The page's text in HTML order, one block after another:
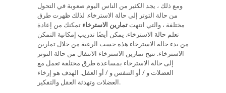
ومع ذلك ، يجد الكثير من الناس اليوم صعوبة في التحول
من حالة التوتر إلى حالة الاسترخاء. لذلك ظهرت طرق
مختلفة ، والتي انتهتتمارين الاسترخاء تمكنك من إعادة
تعلم حالة الاسترخاء. يمكن أيضًا تدريب إمكانية التمكن
من بدء حالة الاسترخاء هذه حسب الرغبة من خلال تمارين
الاسترخاء. تتيح تمارين الاسترخاء الانتقال من حالة التوتر
إلى حالة الاسترخاء بمساعدة طرق مختلفة تعمل مع
العضلات و / أو التنفس و / أو العقل. الهدف هو إرخاء
العضلات وتهدئة العقل والتفكير.